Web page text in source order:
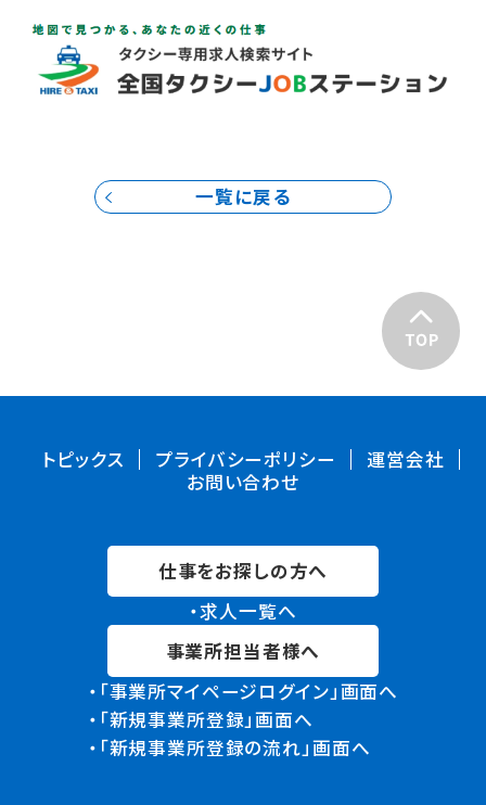
一覧に戻る
トピックス プライバシーポリシー
運営会社
お問い合わせ
仕事をお探しの方へ
・求人一覧へ
事業所担当者様へ
・「事業所マイページログイン」画面へ
・「新規事業所登録」画面へ
・「新規事業所登録の流れ」画面へ